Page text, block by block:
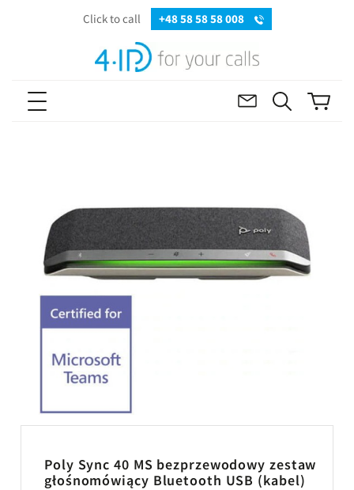
Click to call +48 58 58 58 008
Poly Sync 40 MS bezprzewodowy zestaw
głośnomówiący Bluetooth USB (kabel)